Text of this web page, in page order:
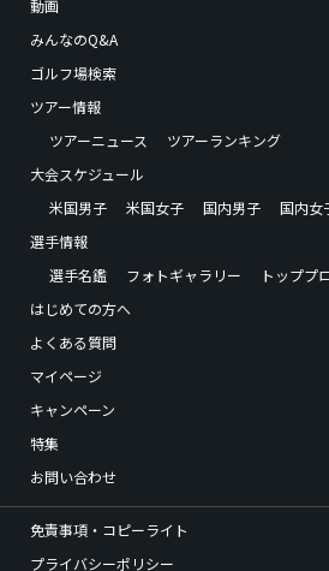
動画
みんなのQ&A
ゴルフ場検索
ツアー情報
ツアーニュース
ツアーランキング
大会スケジュール
米国男子
米国女子 国内男子
国内女
選手情報
選手名鑑
フォトギャラリー
トッププ
はじめての方へ
よくある質問
マイページ
キャンペーン
特集
お問い合わせ
免責事項・コピーライト
プライバシーポリシー